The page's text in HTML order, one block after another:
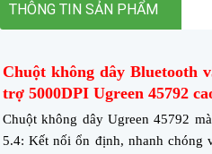
THÔNG TIN SẢN PHẨM
Chuột không dây Bluetooth
trợ 5000DPI Ugreen 45792
Chuột không dây Ugreen 45792
5.4: Kết nối ổn định, nhanh chóng